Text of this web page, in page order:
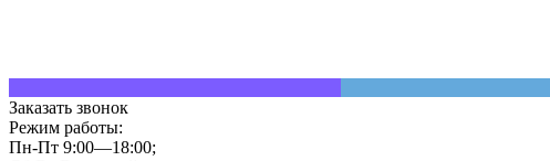
Заказать звонок
Режим работы:
Пн-Пт 9:00—18:00;